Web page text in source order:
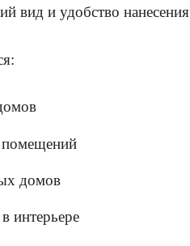
вид и удобство
помещений
домов
интерьере